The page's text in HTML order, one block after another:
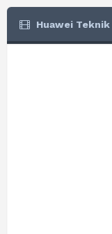
Huawei